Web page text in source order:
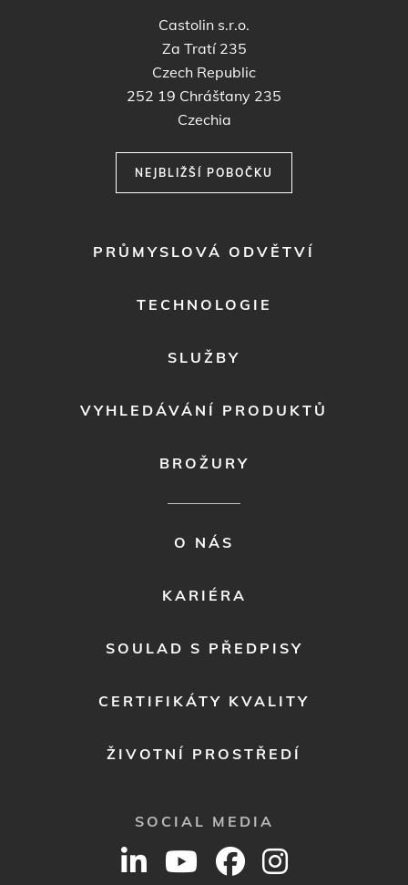
Castolin s.r.o.
Za Tratí 235
Czech Republic
252 19 Chrášťany 235
Czechia
NEJBLIŽŠÍ POBOČKU
PRŮMYSLOVÁ ODVĚTVÍ
TECHNOLOGIE
SLUŽBY
VYHLEDÁVÁNÍ PRODUKTŮ
BROŽURY
O NÁS
KARIÉRA
SOULAD S PŘEDPISY
CERTIFIKÁTY KVALITY
ŽIVOTNÍ PROSTŘEDÍ
SOCIAL MEDIA